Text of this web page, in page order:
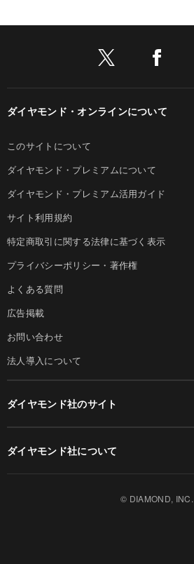
ダイヤモンド・オンラインについて
このサイトについて
ダイヤモンド・プレミアムについて
ダイヤモンド・プレミアム活用ガイド
サイト利用規約
特定商取引に関する法律に基づく表示
プライバシーポリシー・著作権
よくある質問
広告掲載
お問い合わせ
法人導入について
ダイヤモンド社のサイト
ダイヤモンド社について
© DIAMOND, INC.